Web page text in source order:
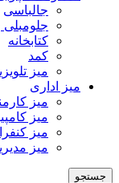
جالباسی
کتابخانه
کمد
میز
میز اداری
میز
میز
میز
میز
جستجو